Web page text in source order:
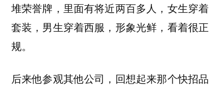
堆荣誉牌，里面有将近两百多人，女生穿着
套装，男生穿着西服，形象光鲜，看着很正
规。
后来他参观其他公司，回想起来那个快招品